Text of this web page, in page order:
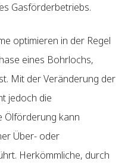
Gasförderbetriebs.
optimieren in der Regel
eines Bohrlochs,
Mit der Veränderung der
jedoch die
Ölförderung kann
Über- oder
Herkömmliche, durch